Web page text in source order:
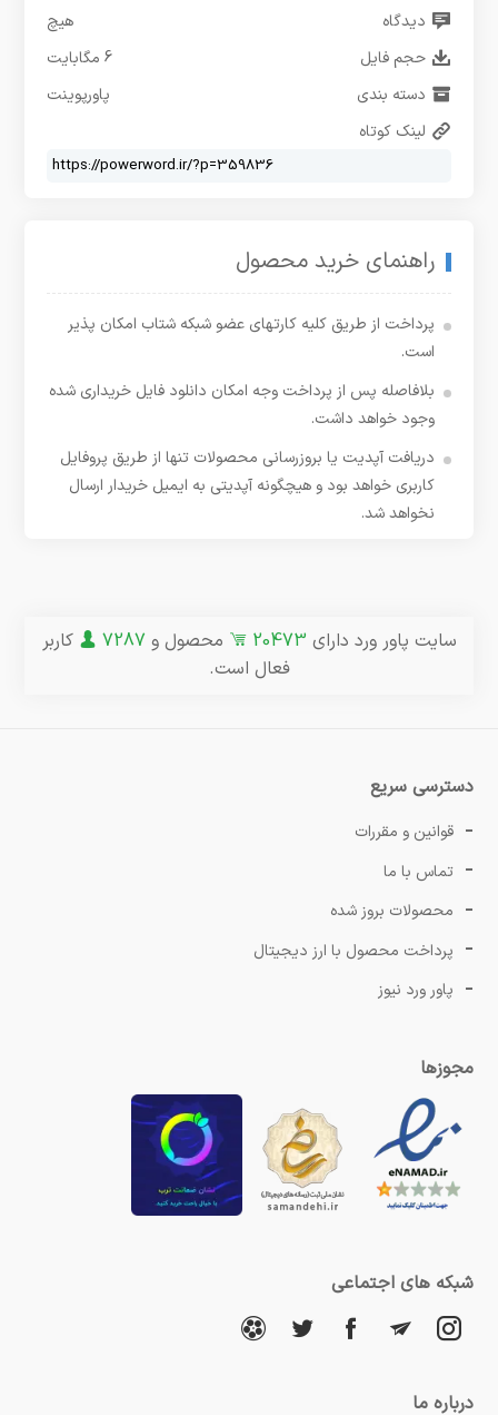
دیدگاه
هیچ
حجم فایل
6 مگابایت
دسته بندی
پاورپوینت
لینک کوتاه
راهنمای خرید محصول
پرداخت از طریق کلیه کارتهای عضو شبکه شتاب امکان پذیر
است.
بلافاصله پس از پرداخت وجه امکان دانلود فایل خریداری شده
وجود خواهد داشت.
دریافت آپدیت یا بروزرسانی محصولات تنها از طریق پروفایل
کاربری خواهد بود و هیچگونه آپدیتی به ایمیل خریدار ارسال
نخواهد شد.
سایت پاور ورد دارای 20473 محصول و7287
کاربر
فعال است.
دسترسی سریع
قوانین و مقررات
تماس با ما
محصولات بروز شده
پرداخت محصول با ارز دیجیتال
پاور ورد نیوز
مجوزها
شبکه های اجتماعی
درباره ما